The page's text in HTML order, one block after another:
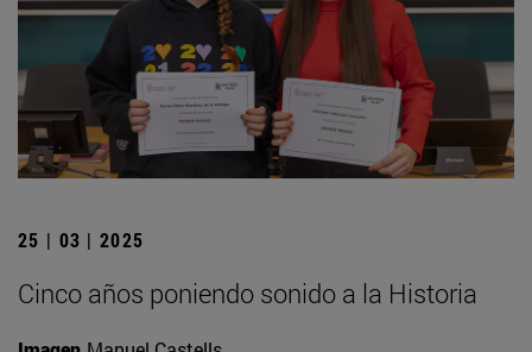
25 | 03 | 2025
Cinco años poniendo sonido a la Historia